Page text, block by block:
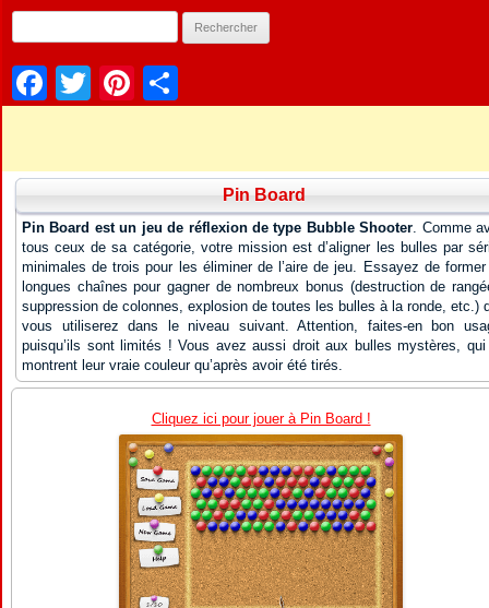
Facebook
TwitterPinterest
Pin Board
Pin Board est un jeu de réflexion de type Bubble Shooter. Comme
tous ceux de sa catégorie, votre mission est d’aligner les bulles par
minimales de trois pour les éliminer de l’aire de jeu. Essayez de former
longues chaînes pour gagner de nombreux bonus (destruction de
suppression de colonnes, explosion de toutes les bulles à la ronde, etc.)
vous utiliserez dans le niveau suivant. Attention, faites-en bon
puisqu’ils sont limités ! Vous avez aussi droit aux bulles mystères, qui
montrent leur vraie couleur qu’après avoir été tirés.
Cliquez ici pour jouer à Pin Board !